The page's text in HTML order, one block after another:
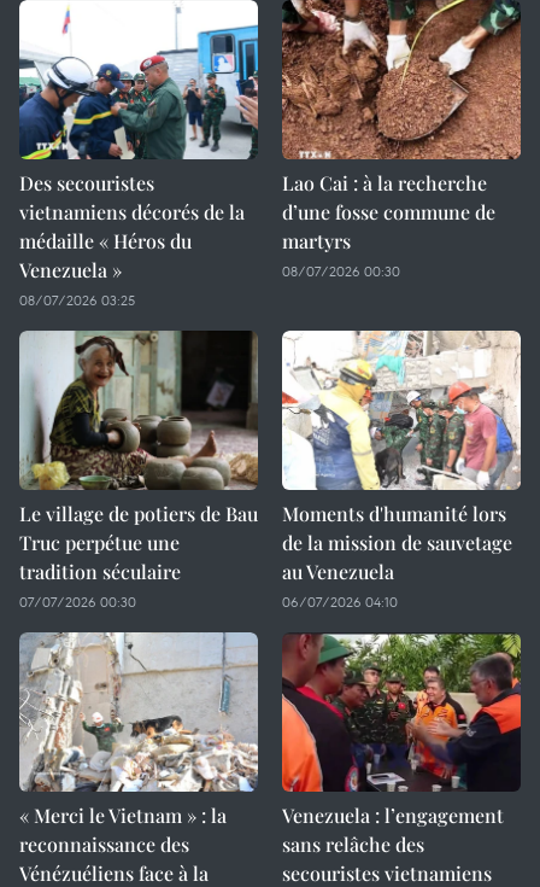
Des secouristes
vietnamiens décorés de la
médaille « Héros du
Venezuela »
08/07/2026 03:25
Lao Cai : à la recherche
d’une fosse commune de
martyrs
08/07/2026 00:30
Le village de potiers de Bau
Truc perpétue une
tradition séculaire
07/07/2026 00:30
Moments d'humanité lors
de la mission de sauvetage
au Venezuela
06/07/2026 04:10
« Merci le Vietnam » : la
reconnaissance des
Vénézuéliens face à la
Venezuela : l’engagement
sans relâche des
secouristes vietnamiens